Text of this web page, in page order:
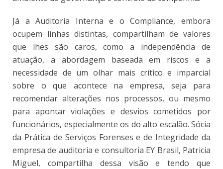
Já a Auditoria Interna e o Compliance, embora
ocupem linhas distintas, compartilham de valores
que lhes são caros, como a independência de
atuação, a abordagem baseada em riscos e a
necessidade de um olhar mais crítico e imparcial
sobre o que acontece na empresa, seja para
recomendar alterações nos processos, ou mesmo
para apontar violações e desvios cometidos por
funcionários, especialmente os do alto escalão. Sócia
da Prática de Serviços Forenses e de Integridade da
empresa de auditoria e consultoria EY Brasil, Patricia
Miguel, compartilha dessa visão e tendo que